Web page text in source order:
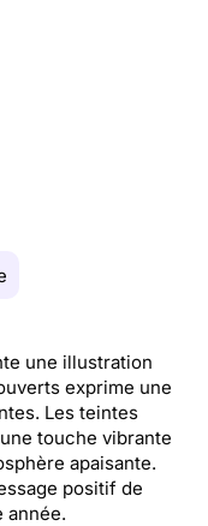
une illustration
exprime une
Les teintes
touche vibrante
apaisante.
positif de
année.